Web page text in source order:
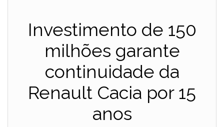
Investimento de 150
milhões garante
continuidade da
Renault Cacia por 15
anos